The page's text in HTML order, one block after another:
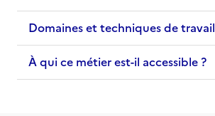
Domaines et techniques de travail
À qui ce métier est-il accessible ?